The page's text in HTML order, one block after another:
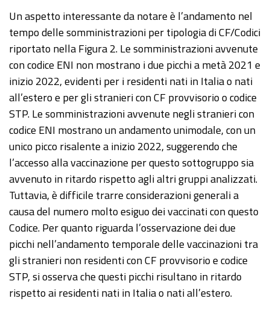
Un aspetto interessante da notare è l’andamento nel
tempo delle somministrazioni per tipologia di CF/Codici
riportato nella Figura 2. Le somministrazioni avvenute
con codice ENI non mostrano i due picchi a metà 2021 e
inizio 2022, evidenti per i residenti nati in Italia o nati
all’estero e per gli stranieri con CF provvisorio o codice
STP. Le somministrazioni avvenute negli stranieri con
codice ENI mostrano un andamento unimodale, con un
unico picco risalente a inizio 2022, suggerendo che
l’accesso alla vaccinazione per questo sottogruppo sia
avvenuto in ritardo rispetto agli altri gruppi analizzati.
Tuttavia, è difficile trarre considerazioni generali a
causa del numero molto esiguo dei vaccinati con questo
Codice. Per quanto riguarda l’osservazione dei due
picchi nell’andamento temporale delle vaccinazioni tra
gli stranieri non residenti con CF provvisorio e codice
STP, si osserva che questi picchi risultano in ritardo
rispetto ai residenti nati in Italia o nati all’estero.